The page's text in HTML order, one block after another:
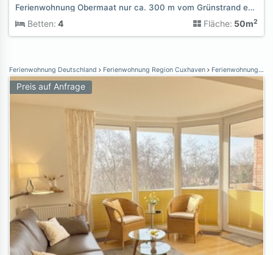
Ferienwohnung Obermaat nur ca. 300 m vom Grünstrand entfernt
Betten: 4 Fläche: 50m2
Ferienwohnung Deutschland Ferienwohnung Region Cuxhaven Ferienwohnung Cuxhaven
Preis auf Anfrage